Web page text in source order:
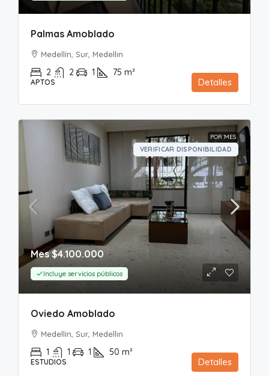
Palmas Amoblado
Medellín, Sur, Medellin
2 2 1 75 m²
APTOS Detalles
POR MES
VERIFICAR DISPONIBILIDAD
Mes$4.100.000
Incluye servicios públicos
Oviedo Amoblado
Medellín, Sur, Medellin
1 1 1 50 m²
ESTUDIOS Detalles